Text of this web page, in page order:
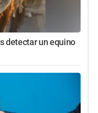
detectar un equino